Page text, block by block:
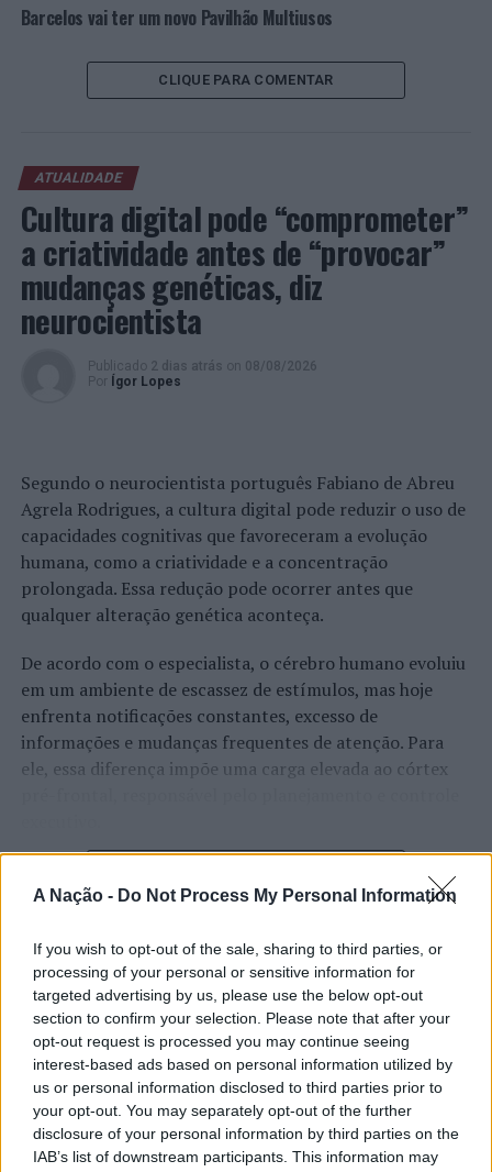
A Nação - Do Not Process My Personal Information
If you wish to opt-out of the sale, sharing to third parties, or
processing of your personal or sensitive information for
targeted advertising by us, please use the below opt-out
section to confirm your selection. Please note that after your
opt-out request is processed you may continue seeing
interest-based ads based on personal information utilized by
us or personal information disclosed to third parties prior to
your opt-out. You may separately opt-out of the further
disclosure of your personal information by third parties on the
IAB’s list of downstream participants. This information may
e, em 1988, foi bolseiro da S.E.C.. Encontra-se
em coleções particulares em Portugal e no estrangeiro.
Ao longo da sua carreira, realizou exposições no país e
Dictionary Portuguese Paintings – Tanock
Escultura em Portugal 1940/1980 – Rui Mário
Gonçalves; jornais e publicações diversas. Faleceu em
2015, em Lisboa.
A exposição pode ser visitada de terça a sexta-feira, das
10h00 às 17h00, e aos sábados, domingos e feriados, das
CARLOS BARROCO
DESTAQUE
EXPOSIÇÃO
MUSEU DE OLARIA
PRÓXIMO
XXV Festival de Bandas em Castro Marim
NÃO PERCA
Ser Líder ou seguidor? ‘Portugal Agora’ debate o nosso
Barcelos vai ter um novo Pavilhão Multiusos
CLIQUE PARA COMENTAR
ATUALIDADE
Cultura digital pode “comprometer”
a criatividade antes de “provocar”
mudanças genéticas, diz
neurocientista
Publicado 2 dias atrás on 08/08/2026
Por
Ígor Lopes
Segundo o neurocientista português Fabiano de Abreu
Agrela Rodrigues, a cultura digital pode reduzir o uso de
capacidades cognitivas que favoreceram a evolução
humana, como a criatividade e a concentração
prolongada. Essa redução pode ocorrer antes que
qualquer alteração genética aconteça.
De acordo com o especialista, o cérebro humano evoluiu
em um ambiente de escassez de estímulos, mas hoje
enfrenta notificações constantes, excesso de
informações e mudanças frequentes de atenção. Para
ele, essa diferença impõe uma carga elevada ao córtex
estimulam continuamente o sistema de recompensa do
manter a atenção e a procrastinação. Na sua visão,
tarefas inacabadas permanecem ativas na memória e
aumentam a sensação de sobrecarga, enquanto o stress
prolongado pode elevar os níveis de cortisol e
prejudicar o desempenho cognitivo.
Fabiano de Abreu Agrela Rodrigues ressalta que não há
evidências de que o ambiente digital provoque mudanças
genéticas na espécie humana. A adaptação observada,
ATUALIDADE
“Millennium Estoril Open 2026”
regressou ao circuito ATP com
vitória do francês Luca Van Assche
Publicado 3 dias atrás on 07/08/2026
Por Ígor Lopes